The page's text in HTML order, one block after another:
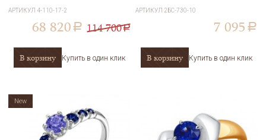
АРТИКУЛ 4-110-17-2
68 820 a 114 700a
В корзину Купить в один клик
АРТИКУЛ 2БС-730-10
7 095 a
В корзину Купить в один клик
New